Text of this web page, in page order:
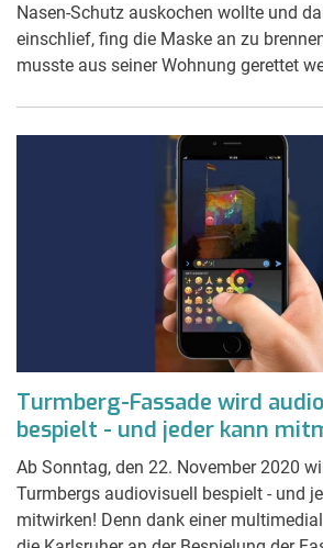
Nasen-Schutz auskochen wollte und
einschlief, fing die Maske an zu
musste aus seiner Wohnung gerettet
Turmberg-Fassade wird
bespielt - und jeder kann
Ab Sonntag, den 22. November 2020
Turmbergs audiovisuell bespielt - und
mitwirken! Denn dank einer